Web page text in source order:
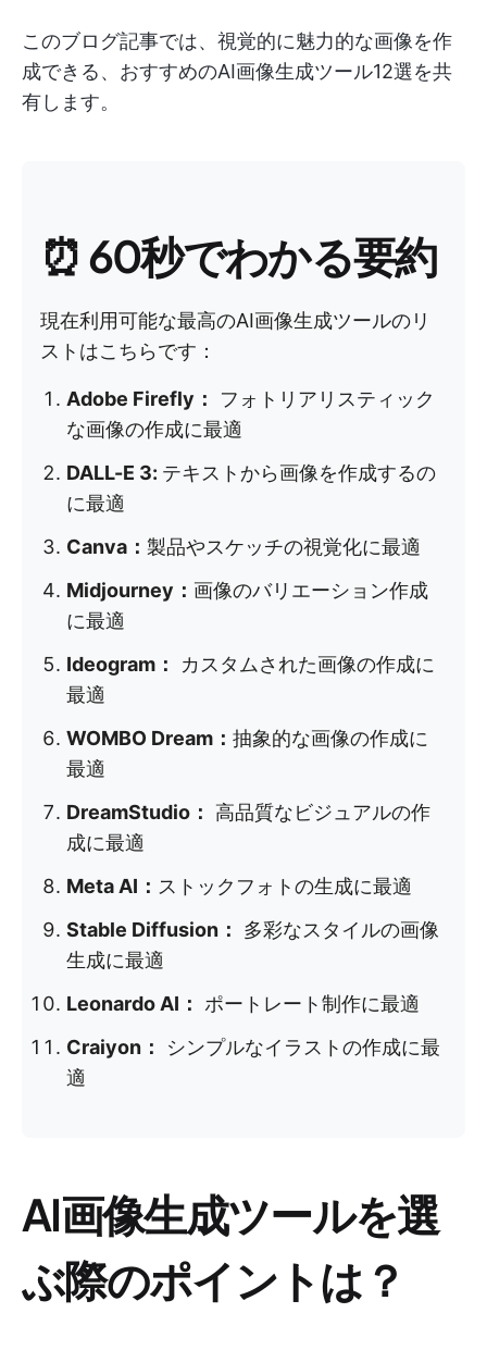
このブログ記事では、視覚的に魅力的な画像を作
成できる、おすすめのAI画像生成ツール12選を共
有します。
⏰ 60秒でわかる要約
現在利用可能な最高のAI画像生成ツールのリ
ストはこちらです：
Adobe Firefly：
フォトリアリスティック
な画像の作成に最適
DALL-E 3: テキストから画像を作成するの
に最適
Canva： 製品やスケッチの視覚化に最適
Midjourney： 画像のバリエーション作成
に最適
Ideogram：
カスタムされた画像の作成に
最適
WOMBO Dream： 抽象的な画像の作成に
最適
DreamStudio：
高品質なビジュアルの作
成に最適
Meta AI： ストックフォトの生成に最適
Stable Diffusion：
多彩なスタイルの画像
生成に最適
Leonardo AI：
ポートレート制作に最適
Craiyon：
シンプルなイラストの作成に最
適
AI画像生成ツールを選
ぶ際のポイントは？